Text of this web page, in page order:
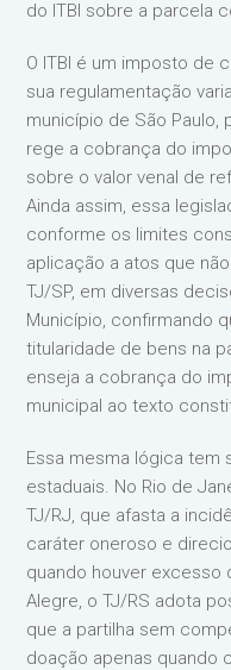
do ITBI sobre a parcela
O ITBI é um imposto de
sua regulamentação
município de São Paulo,
rege a cobrança do
sobre o valor venal de
Ainda assim, essa
conforme os limites
aplicação a atos que
TJ/SP, em diversas
Município, confirmando
titularidade de bens na
enseja a cobrança do
municipal ao texto
Essa mesma lógica tem
estaduais. No Rio de
TJ/RJ, que afasta a
caráter oneroso e
quando houver excesso
Alegre, o TJ/RS adota
que a partilha sem
doação apenas quando